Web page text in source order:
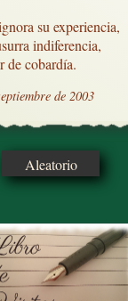
su experiencia,
indiferencia,
de cobardía.
de 2003
Aleatorio